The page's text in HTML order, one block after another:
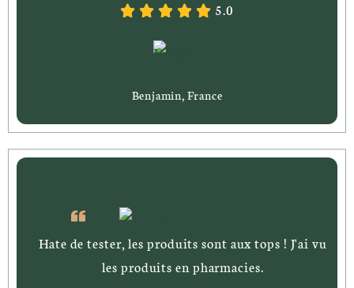
5.0
Benjamin, France
Hate de tester, les produits sont aux tops ! J'ai vu
les produits en pharmacies.